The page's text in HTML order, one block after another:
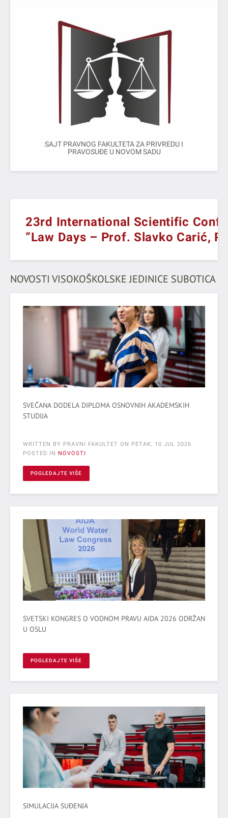
23rd International Scientific
“Law Days – Prof. Slavko Carić,
NOVOSTI VISOKOŠKOLSKE JEDINICE SUBOTICA
SVEČANA DODELA DIPLOMA OSNOVNIH AKADEMSKIH
STUDIJA
WRITTEN BY PRAVNI FAKULTET ON PETAK, 10 JUL 2026.
POSTED IN NOVOSTI
POGLEDAJTE VIŠE
SVETSKI KONGRES O VODNOM PRAVU AIDA 2026 ODRŽAN
U OSLU
POGLEDAJTE VIŠE
SIMULACIJA SUĐENJA
SAJT PRAVNOG FAKULTETA ZA PRIVREDU I
PRAVOSUĐE U NOVOM SADU